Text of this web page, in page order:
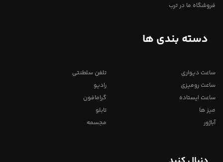
فروشگاه ما در ترب
دسته بندی ها
ساعت دیواری
ساعت رومیزی
ساعت ایستاده
میز ها
آباژور
تلفن سلطنتی
رادیو
گرامافون
تابلو
مجسمه